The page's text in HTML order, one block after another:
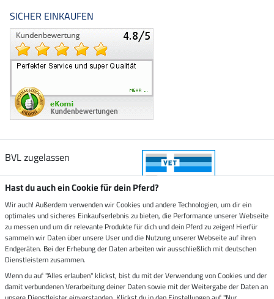
SICHER EINKAUFEN
BVL zugelassen
Zustellung durch
Sicher bezahlen mit
Hast du auch ein Cookie für dein Pferd?
Wir auch! Außerdem verwenden wir Cookies und andere Technologien, um dir ein
optimales und sicheres Einkaufserlebnis zu bieten, die Performance unserer Webseite
zu messen und um dir relevante Produkte für dich und dein Pferd zu zeigen! Hierfür
sammeln wir Daten über unsere User und die Nutzung unserer Webseite auf ihren
Endgeräten. Bei der Erhebung der Daten arbeiten wir ausschließlich mit deutschen
Dienstleistern zusammen.
Wenn du auf "Alles erlauben" klickst, bist du mit der Verwendung von Cookies und der
damit verbundenen Verarbeitung deiner Daten sowie mit der Weitergabe der Daten an